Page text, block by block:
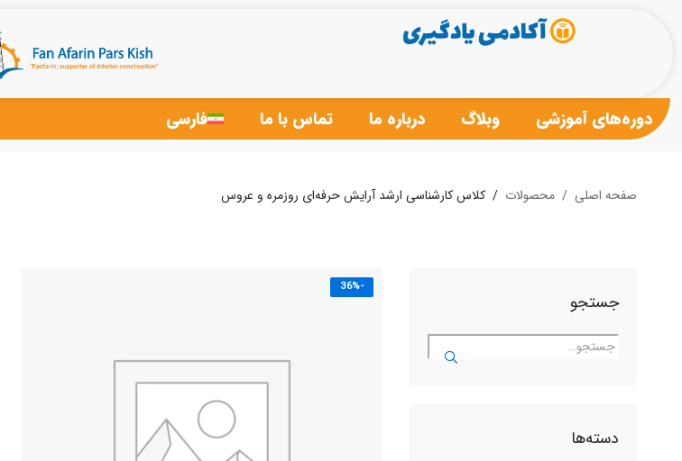
دوره‌های آموزشی وبلاگ درباره ما تماس با ما فارسی
صفحه اصلی محصولات کلاس کارشناسی ارشد آرایش حرفه‌ای روزمره و عروس
جستجو
دسته‌ها
-36%